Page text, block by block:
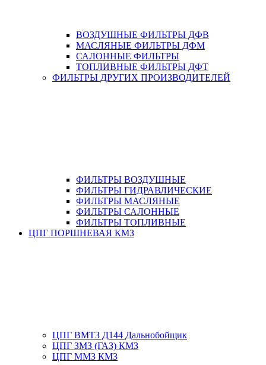
ВОЗДУШНЫЕ ФИЛЬТРЫ ДФВ
МАСЛЯНЫЕ ФИЛЬТРЫ ДФМ
САЛОННЫЕ ФИЛЬТРЫ
ТОПЛИВНЫЕ ФИЛЬТРЫ ДФТ
ФИЛЬТРЫ ДРУГИХ ПРОИЗВОДИТЕЛЕЙ
ФИЛЬТРЫ ВОЗДУШНЫЕ
ФИЛЬТРЫ ГИДРАВЛИЧЕСКИЕ
ФИЛЬТРЫ МАСЛЯНЫЕ
ФИЛЬТРЫ САЛОННЫЕ
ФИЛЬТРЫ ТОПЛИВНЫЕ
ЦПГ ПОРШНЕВАЯ КМЗ
ЦПГ ВМТЗ Д144 Дальнобойщик
ЦПГ ЗМЗ (ГАЗ) КМЗ
ЦПГ ММЗ КМЗ